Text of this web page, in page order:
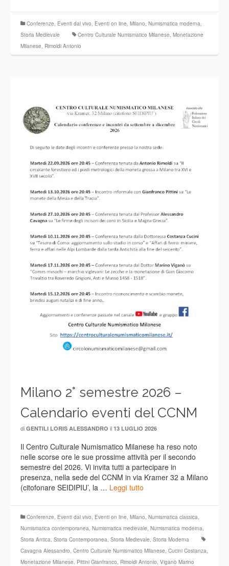
Conferenze, Eventi dal vivo, Eventi on line, Milano, Numismatica moderna,
Storia Medievale
Centro Culturale Numismatico Milanese, Monetazione
Milanese, Rimoldi Antonio
Milano 2° semestre 2026 –
Calendario eventi del CCNM
di GENTILI LORIS ALESSANDRO il 13 LUGLIO 2026
Il Centro Culturale Numismatico Milanese ha reso noto
nelle scorse ore le sue prossime attività per il secondo
semestre del 2026. Vi invita tutti a partecipare in
presenza, nella sede del CCNM in via Kramer 32 a Milano
(citofonare SEIDIPIU’, la … Leggi tutto
Conferenze Eventi dal vivo Eventi on line Milano Numismatica classica
Numismatica contemporanea Numismatica medievale Numismatica moderna
Storia Antica Storia Contemporanea Storia Medievale Storia Moderna
Cavagna Alessandro Centro Culturale Numismatico Milanese Cucini Costanza
Monetazione Milanese Pittini Gianfranco Rimoldi Antonio Viganò Marino